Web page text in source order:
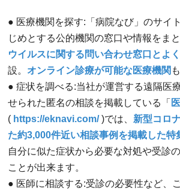
● 医療機関を探す:「病院なび」のサイ
じめとする公的機関の窓口や情報をまと
ウイルスに関する問い合わせ窓口とよ
設。 オンライン診療が可能な医療機関
● 症状を調べる:当社が運営する遠隔医
せられた匿名の相談を掲載している「
( https://eknavi.com/)では、 新型コロ
た約3,000件近い相談事例を掲載した特
自分に似た症状から必要な対処や受診
ことが出来ます。
● 医師に相談する:受診の必要性など、